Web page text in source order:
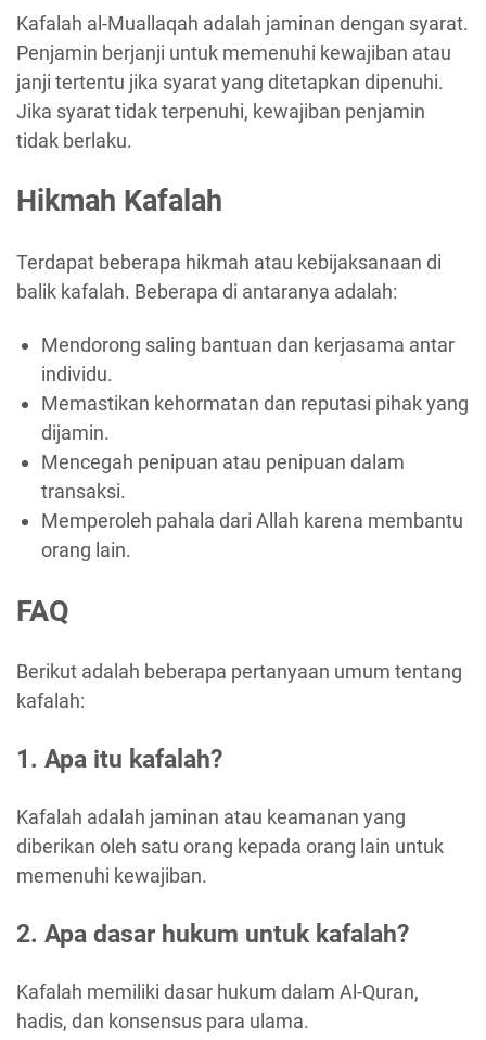
Kafalah al-Muallaqah adalah jaminan dengan syarat.
Penjamin berjanji untuk memenuhi kewajiban atau
janji tertentu jika syarat yang ditetapkan dipenuhi.
Jika syarat tidak terpenuhi, kewajiban penjamin
tidak berlaku.
Hikmah Kafalah
Terdapat beberapa hikmah atau kebijaksanaan di
balik kafalah. Beberapa di antaranya adalah:
Mendorong saling bantuan dan kerjasama antar
individu.
Memastikan kehormatan dan reputasi pihak yang
dijamin.
Mencegah penipuan atau penipuan dalam
transaksi.
Memperoleh pahala dari Allah karena membantu
orang lain.
FAQ
Berikut adalah beberapa pertanyaan umum tentang
kafalah:
1. Apa itu kafalah?
Kafalah adalah jaminan atau keamanan yang
diberikan oleh satu orang kepada orang lain untuk
memenuhi kewajiban.
2. Apa dasar hukum untuk kafalah?
Kafalah memiliki dasar hukum dalam Al-Quran,
hadis, dan konsensus para ulama.